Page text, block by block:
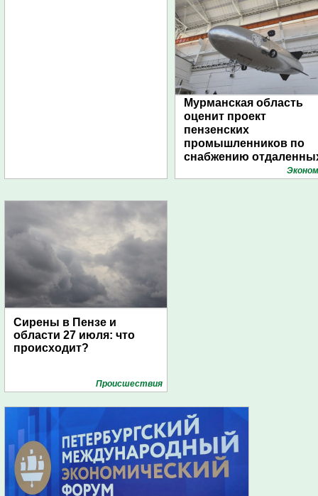
Мурманская область
оценит проект
пензенских
промышленников по
снабжению
поселений с помощью
Сирены в Пензе и
области 27 июля: что
происходит?
Проиcшествия